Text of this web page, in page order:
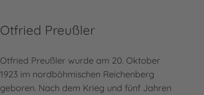
Otfried Preußler
Otfried Preußler wurde am 20. Oktober
1923 im nordböhmischen Reichenberg
geboren. Nach dem Krieg und fünf Jahren